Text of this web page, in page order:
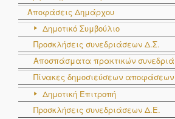
Αποφάσεις Δημάρχου
Δημοτικό Συμβούλιο
Προσκλήσεις συνεδριάσεων Δ.Σ.
Αποσπάσματα πρακτικών
Πίνακες δημοσιεύσεων
Δημοτική Επιτροπή
Προσκλήσεις συνεδριάσεων Δ.Ε.